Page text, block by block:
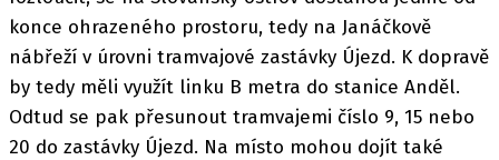
konce ohrazeného prostoru, tedy na Janáčkově
nábřeží v úrovni tramvajové zastávky Újezd. K dopravě
by tedy měli využít linku B metra do stanice Anděl.
Odtud se pak přesunout tramvajemi číslo 9, 15 nebo
20 do zastávky Újezd. Na místo mohou dojít také